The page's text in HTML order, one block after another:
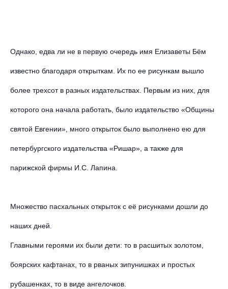
Однако, едва ли не в первую очередь имя Елизаветы Бём
известно благодаря открыткам. Их по ее рисункам вышло
более трехсот в разных издательствах. Первым из них, для
которого она начала работать, было издательство «Общины
святой Евгении», много открыток было выполнено ею для
петербургского издательства «Ришар», а также для
парижской фирмы И.С. Лапина.
Множество пасхальных открыток с её рисунками дошли до
наших дней.
Главными героями их были дети: то в расшитых золотом,
боярских кафтанах, то в рваных зипунишках и простых
рубашенках, то в виде ангелочков.